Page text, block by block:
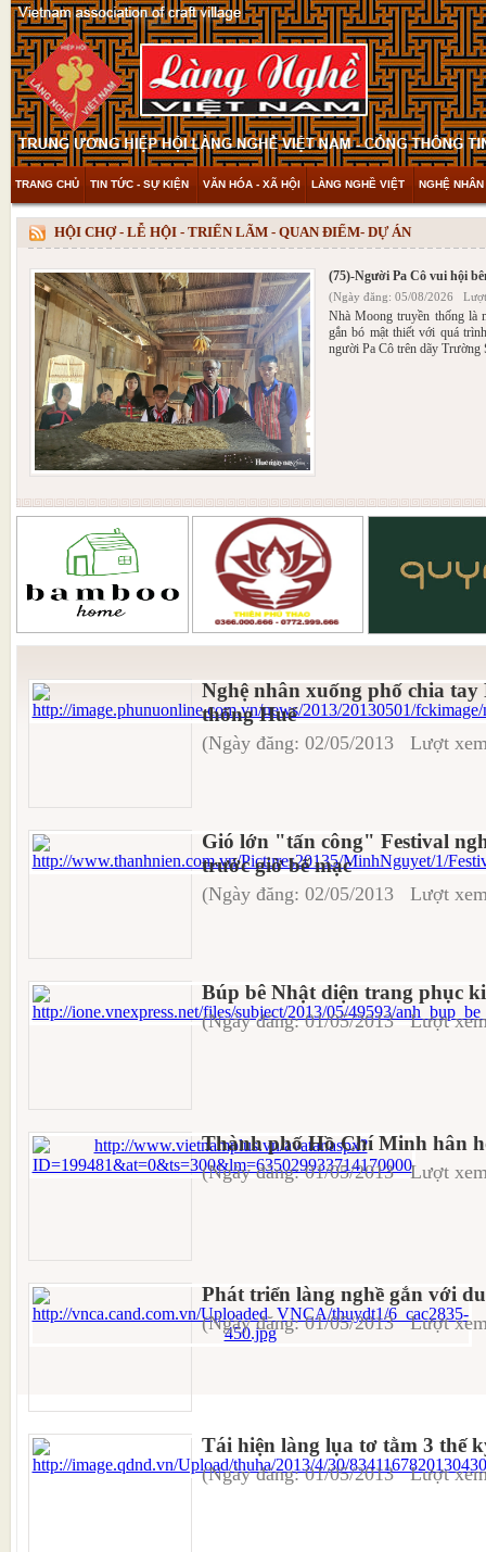
TRANG CHỦ TIN TỨC - SỰ KIỆN VĂN HÓA - XÃ HỘI LÀNG NGHỀ VIỆT NGHỆ
THAM KHẢO & KHÁM PHÁ VIDEO
HỘI CHỢ - LỄ HỘI - TRIỂN LÃM - QUAN ĐIỂM- DỰ ÁN
(75)-Người Pa Cô vui hội
(Ngày đăng: 05/08/2026
Nhà Moong truyền thống là
gắn bó mật thiết với quá
người Pa Cô trên dãy Trường
Nghệ nhân xuống phố chia tay
thống Huế
(Ngày đăng: 02/05/2013 Lượt
Gió lớn "tấn công" Festival
trước giờ bế mạc
(Ngày đăng: 02/05/2013 Lượt
Búp bê Nhật diện trang phục
(Ngày đăng: 01/05/2013 Lượt
Thành phố Hồ Chí Minh hân
(Ngày đăng: 01/05/2013 Lượt
Phát triển làng nghề gắn với
(Ngày đăng: 01/05/2013 Lượt
Tái hiện làng lụa tơ tằm 3 thế
(Ngày đăng: 01/05/2013 Lượt